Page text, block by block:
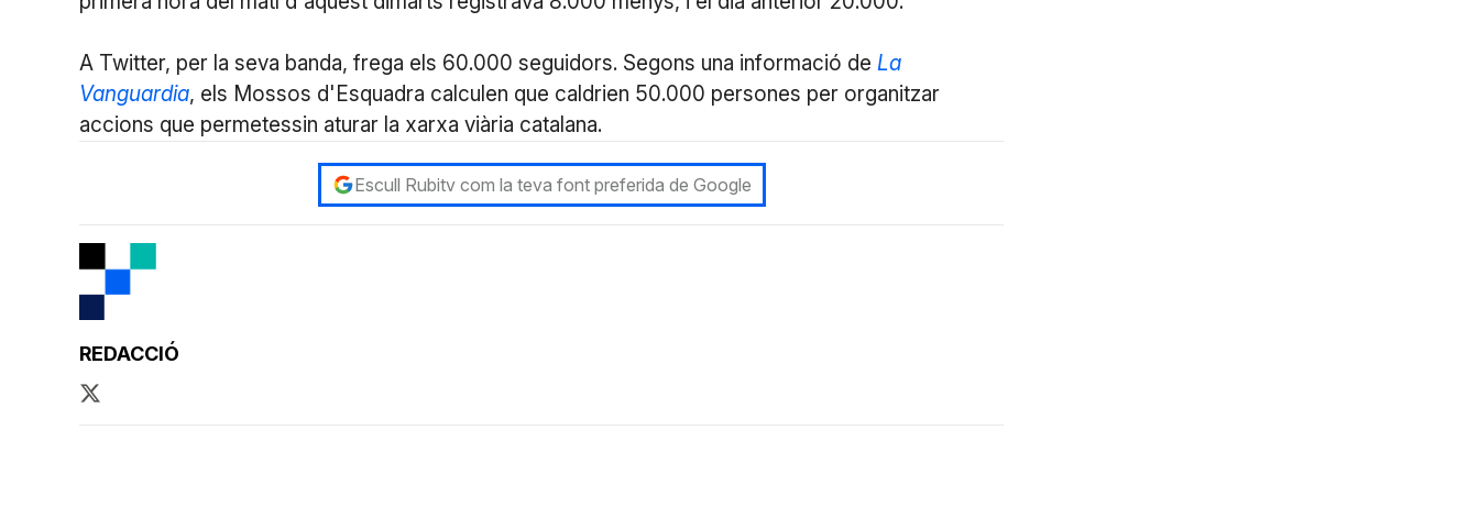
A Twitter, per la seva banda, frega els 60.000 seguidors. Segons una informació de La
Vanguardia, els Mossos d'Esquadra calculen que caldrien 50.000 persones per organitzar
accions que permetessin aturar la xarxa viària catalana.
Escull Rubitv com la teva font preferida de Google
REDACCIÓ